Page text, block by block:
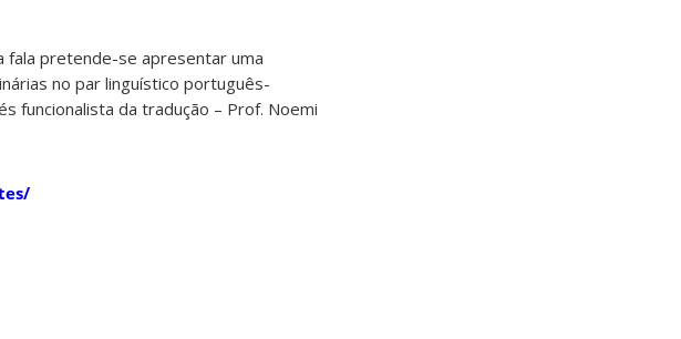
fala pretende-se apresentar uma
no par linguístico português-
funcionalista da tradução – Prof. Noemi